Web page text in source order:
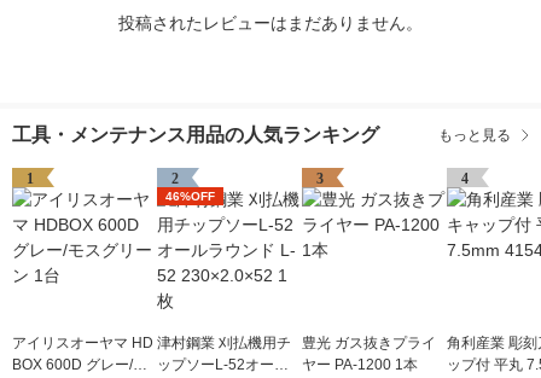
投稿されたレビューはまだありません。
工具・メンテナンス用品の人気ランキング もっと見る
1
アイリスオーヤマ HD
BOX 600D グレー/モ
2
46%OFF
津村鋼業 刈払機用チ
ップソーL-52オール
3
豊光 ガス抜きプライ
ヤー PA-1200 1本
4
角利産業 彫刻
ップ付 平丸